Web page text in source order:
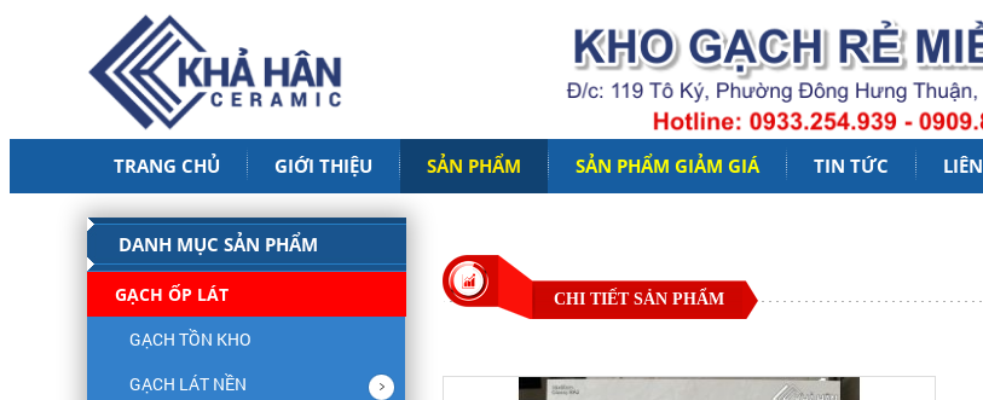
TRANG CHỦ GIỚI THIỆU SẢN PHẨM SẢN PHẨM GIẢM GIÁ TIN TỨC
CHI TIẾT SẢN PHẨM
DANH MỤC SẢN PHẨM
GẠCH ỐP LÁT
GẠCH TỒN KHO
GẠCH LÁT NỀN